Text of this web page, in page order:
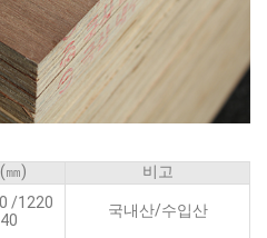
㎜) 비고
/1220
국내산/수입산